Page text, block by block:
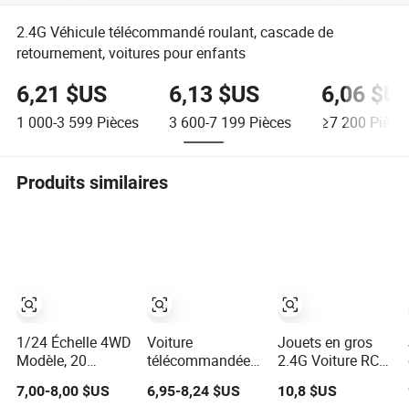
2.4G Véhicule télécommandé roulant, cascade de
retournement, voitures pour enfants
6,21 $US
1 000-3 599 Pièces
6,13 $US
3 600-7 199 Pièces
6,06
≥7 200
Produits similaires
1/24 Échelle 4WD
Modèle, 20
Voiture
7,00-8,00 $US
Voiture
télécommandée
double face en
6,95-8,24 $US
Jouets en gros
2.4G Voiture RC
Zootopia Judy &
10,8 $US